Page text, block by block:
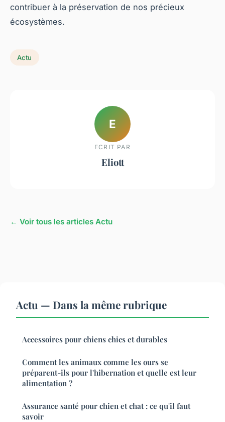
contribuer à la préservation de nos précieux
écosystèmes.
Actu
E
ECRIT PAR
Eliott
← Voir tous les articles Actu
Actu — Dans la même rubrique
Accessoires pour chiens chics et durables
Comment les animaux comme les ours se
préparent-ils pour l'hibernation et quelle est leur
alimentation ?
Assurance santé pour chien et chat : ce qu'il faut
savoir